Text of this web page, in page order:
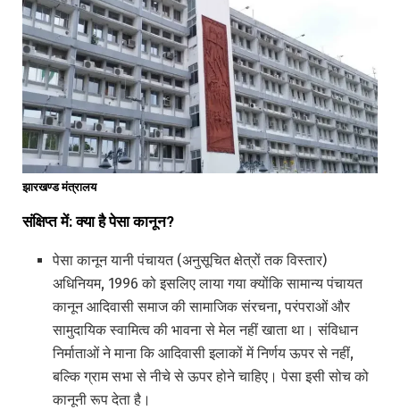
झारखण्ड मंत्रालय
संक्षिप्त में: क्याहै पेसाकानून?
पेसा कानून यानी पंचायत (अनुसूचित क्षेत्रों तक विस्तार)
अधिनियम, 1996 को इसलिए लाया गया क्योंकि सामान्य पंचायत
कानून आदिवासी समाज की सामाजिक संरचना, परंपराओं और
सामुदायिक स्वामित्व की भावना से मेल नहीं खाता था। संविधान
निर्माताओं ने माना कि आदिवासी इलाकों में निर्णय ऊपर से नहीं,
बल्कि ग्राम सभा से नीचे से ऊपर होने चाहिए। पेसा इसी सोच को
कानूनी रूप देता है।